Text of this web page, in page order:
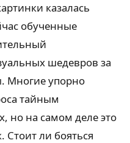
казалась
обученные
шедевров за
Многие упорно
тайным
но на самом деле это
ли бояться